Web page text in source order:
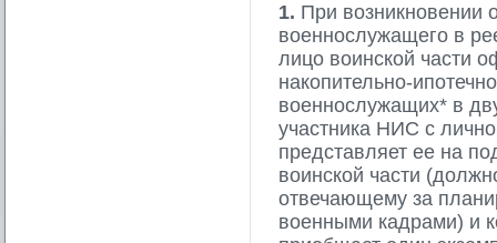
1. При возникновении
военнослужащего в
лицо воинской части
накопительно-
военнослужащих* в
участника НИС с
представляет ее на
воинской части
отвечающему за
военными кадрами) и